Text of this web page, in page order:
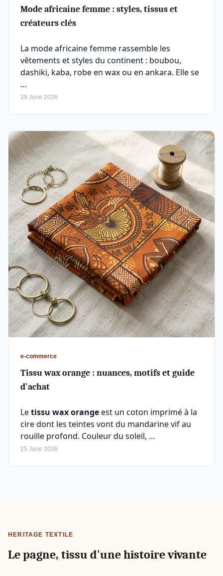
Mode africaine femme : styles, tissus et
créateurs clés
La mode africaine femme rassemble les
vêtements et styles du continent : boubou,
dashiki, kaba, robe en wax ou en ankara. Elle se
…
28 June 2026
e-commerce
Tissu wax orange : nuances, motifs et guide
d'achat
Letissu wax orangeest un coton imprimé à la
cire dont les teintes vont du mandarine vif au
rouille profond. Couleur du soleil, …
25 June 2026
HERITAGE TEXTILE
Le pagne, tissu d'une histoire vivante